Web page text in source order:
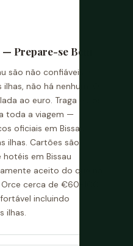
Prepare-se Bem
são não confiáveis e
não há nenhum. O
ao euro. Traga euros
toda a viagem —
oficiais em Bissau
ilhas. Cartões são
em Bissau
aceito do que na
cerca de €60-100
incluindo
ilhas.